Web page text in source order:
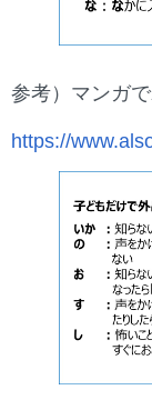
参考）マンガ
https://